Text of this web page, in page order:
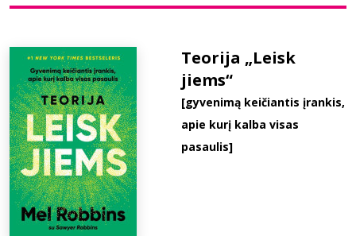
D.U.K.
Teorija „Leisk
jiems“
[gyvenimą keičiantis įrankis,
apie kurį kalba visas
pasaulis]